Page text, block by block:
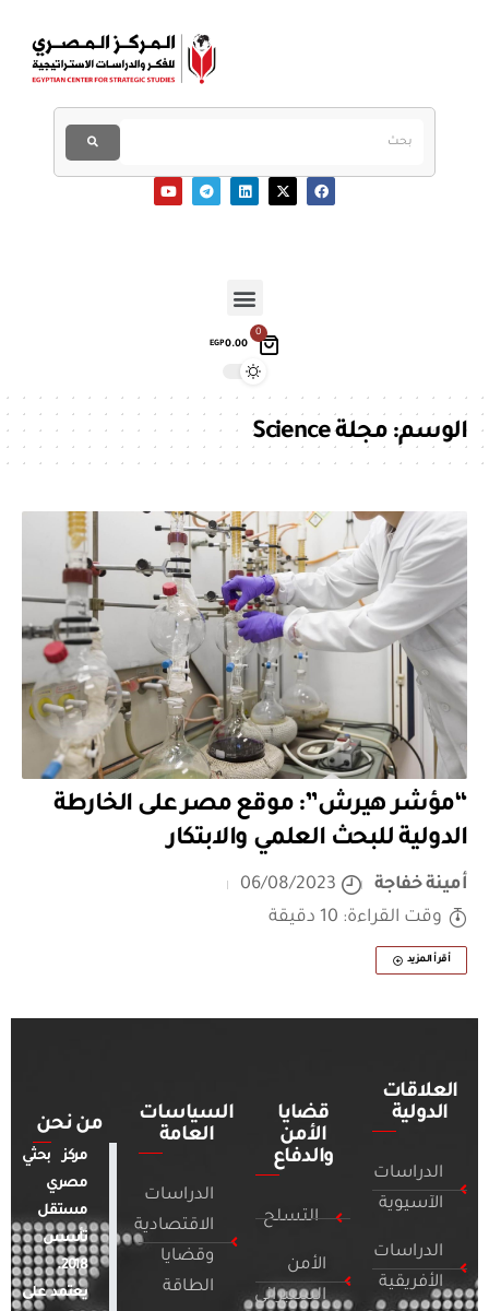
0
EGP0.00
الوسم:مجلة Science
“مؤشر هيرش”: موقع مصر على الخارطة
الدولية للبحث العلمي والابتكار
أمينة خفاجة
06/08/2023
وقت القراءة: 10 دقيقة
أقرأ المزيد
العلاقات
الدولية
الدراسات
الآسيوية
الدراسات
الأفريقية
قضايا
الأمن
والدفاع
التسلح
الأمن
السيبراني
السياسات
العامة
الدراسات
الاقتصادية
وقضايا
الطاقة
من نحن
مركز بحثي
مصري
مستقل
تأسس
2018.
يعتمد على